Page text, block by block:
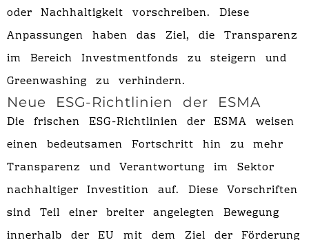
oder Nachhaltigkeit vorschreiben. Diese
Anpassungen haben das Ziel, die Transparenz
im Bereich Investmentfonds zu steigern und
Greenwashing zu verhindern.
Neue ESG-Richtlinien der ESMA
Die frischen ESG-Richtlinien der ESMA weisen
einen bedeutsamen Fortschritt hin zu mehr
Transparenz und Verantwortung im Sektor
nachhaltiger Investition auf. Diese Vorschriften
sind Teil einer breiter angelegten Bewegung
innerhalb der EU mit dem Ziel der Förderung